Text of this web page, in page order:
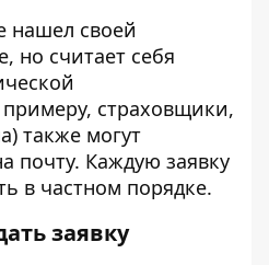
нашел своей
но считает себя
страховщики,
также могут
почту. Каждую заявку
в частном порядке.
заявку